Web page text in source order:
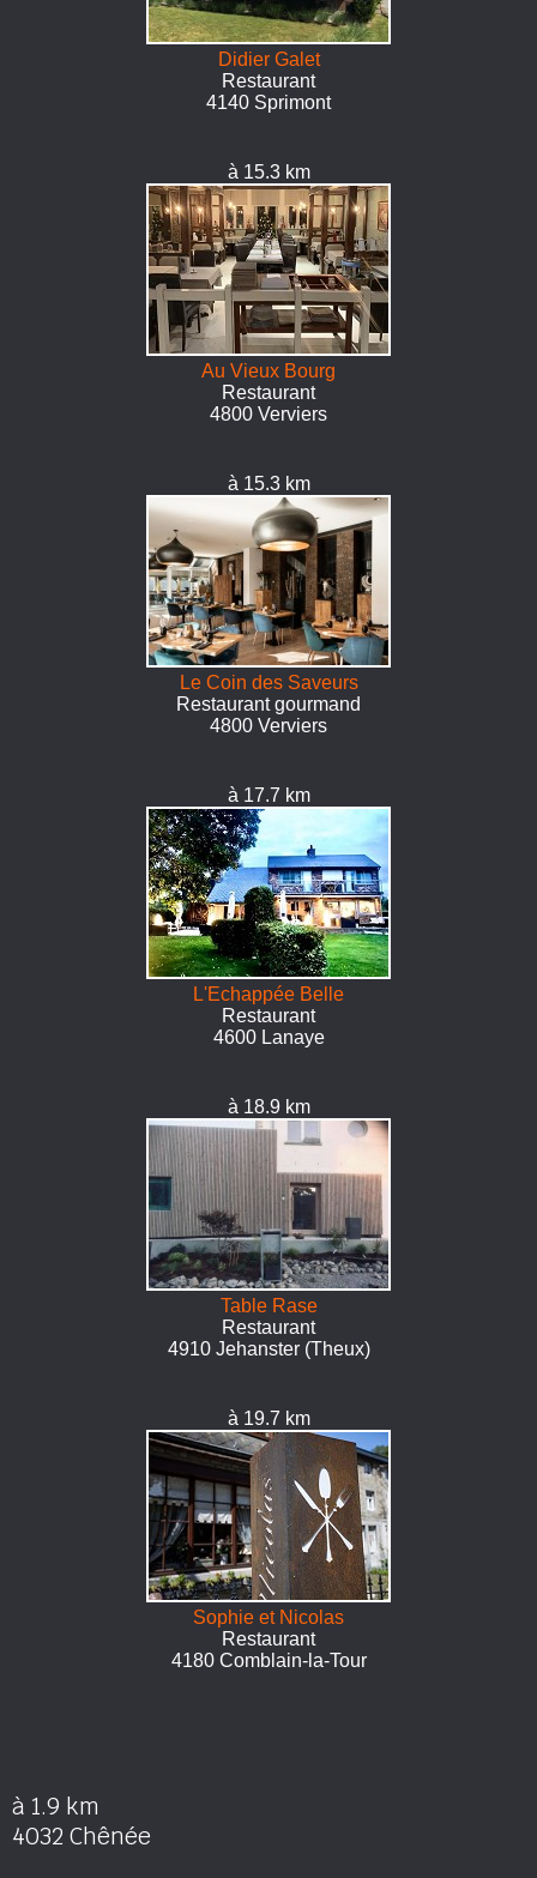
Didier Galet
Restaurant
4140 Sprimont
à 15.3 km
Au Vieux Bourg
Restaurant
4800 Verviers
à 15.3 km
Le Coin des Saveurs
Restaurant gourmand
4800 Verviers
à 17.7 km
L'Echappée Belle
Restaurant
4600 Lanaye
à 18.9 km
Table Rase
Restaurant
4910 Jehanster (Theux)
à 19.7 km
Sophie et Nicolas
Restaurant
4180 Comblain-la-Tour
à 1.9 km
4032 Chênée